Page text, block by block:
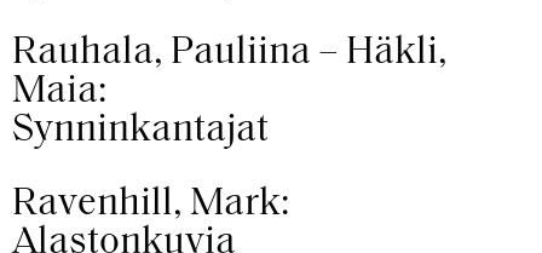
Rauhala, Pauliina – Häkli,
Maia:
Synninkantajat
Ravenhill, Mark:
Alastonkuvia